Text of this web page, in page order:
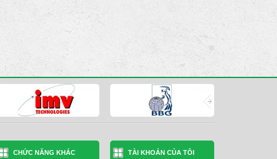
CHỨC NĂNG KHÁC TÀI KHOẢN CỦA TÔI